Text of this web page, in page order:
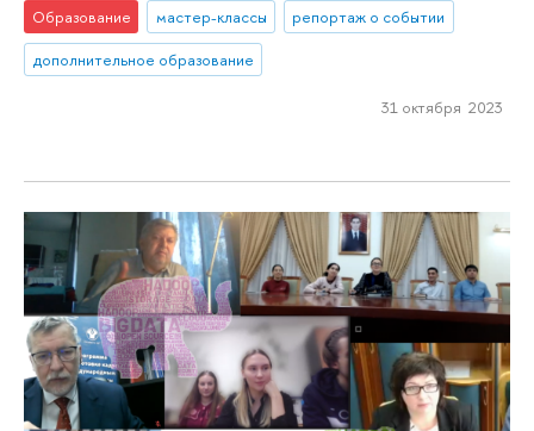
Образование мастер-классы
репортаж о событии
дополнительное образование
31 октября 2023